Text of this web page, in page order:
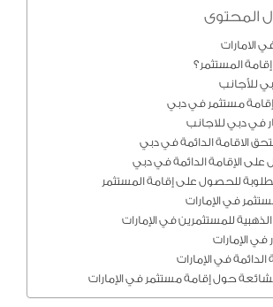
المحتوى
الامارات
المستثمر؟
للأجانب
مستثمر في دبي
في دبي للاجانب
الاقامة الدائمة في دبي
الإقامة الدائمة في دبي
للحصول على إقامة المستثمر
في الإمارات
الذهبية للمستثمرين في الإمارات
في الإمارات
الدائمة في الإمارات
حول إقامة مستثمر في الإمارات